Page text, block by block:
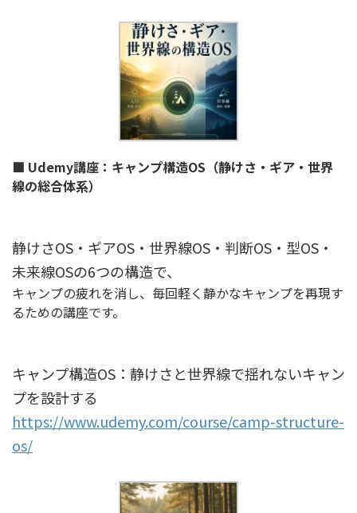
■ Udemy講座：キャンプ構造OS（静けさ・ギア・世界
線の総合体系）
静けさOS・ギアOS・世界線OS・判断OS・型OS・
未来線OSの6つの構造で、
キャンプの疲れを消し、毎回軽く静かなキャンプを再現す
るための講座です。
キャンプ構造OS：静けさと世界線で揺れないキャン
プを設計する
https://www.udemy.com/course/camp-structure-
os/